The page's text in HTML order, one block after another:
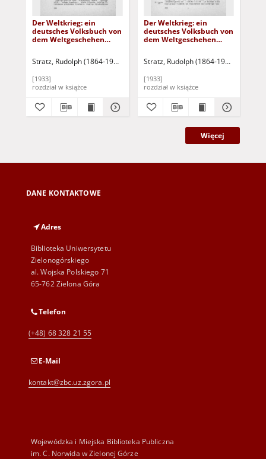
Der Weltkrieg: ein
deutsches Volksbuch von
dem Weltgeschehen
Stratz, Rudolph (1864-1936) Metzsch, Horst von (1874-1946) - oprac.
[1933]
rozdział w książce
Der Weltkrieg: ein
deutsches Volksbuch von
dem Weltgeschehen
Stratz, Rudolph (1864-1936)
[1933]
rozdział w książce
Więcej
DANE KONTAKTOWE
Adres
Biblioteka Uniwersytetu
Zielonogórskiego
al. Wojska Polskiego 71
65-762 Zielona Góra
Telefon
(+48) 68 328 21 55
E-Mail
kontakt@zbc.uz.zgora.pl
Wojewódzka i Miejska Biblioteka Publiczna
im. C. Norwida w Zielonej Górze